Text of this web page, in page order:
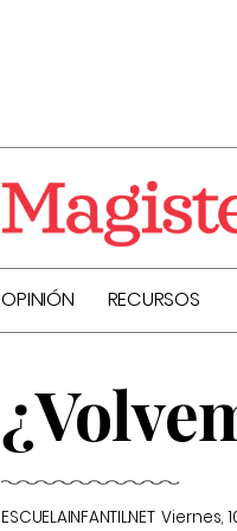
OPINIÓN RECURSOS
ESCUELAINFANTIL.NET Viernes,